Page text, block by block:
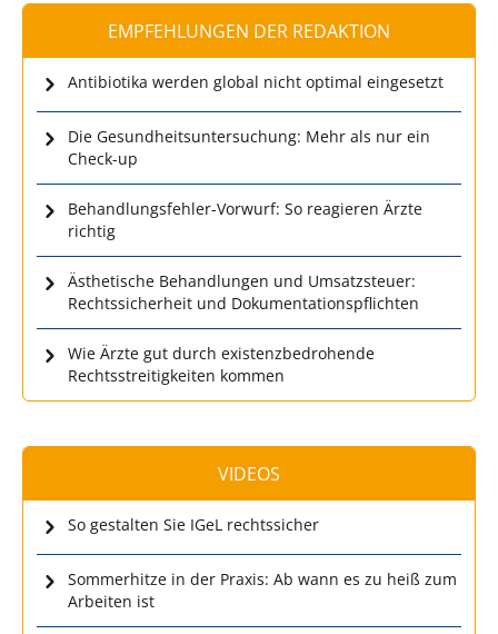
EMPFEHLUNGEN DER REDAKTION
Antibiotika werden global nicht optimal eingesetzt
Die Gesundheitsuntersuchung: Mehr als nur ein
Check-up
Behandlungsfehler-Vorwurf: So reagieren Ärzte
richtig
Ästhetische Behandlungen und Umsatzsteuer:
Rechtssicherheit und Dokumentationspflichten
Wie Ärzte gut durch existenzbedrohende
Rechtsstreitigkeiten kommen
VIDEOS
So gestalten Sie IGeL rechtssicher
Sommerhitze in der Praxis: Ab wann es zu heiß zum
Arbeiten ist